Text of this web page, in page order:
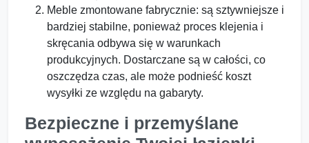
Meble zmontowane fabrycznie: są sztywniejsze i
bardziej stabilne, ponieważ proces klejenia i
skręcania odbywa się w warunkach
produkcyjnych. Dostarczane są w całości, co
oszczędza czas, ale może podnieść koszt
wysyłki ze względu na gabaryty.
Bezpieczne i przemyślane